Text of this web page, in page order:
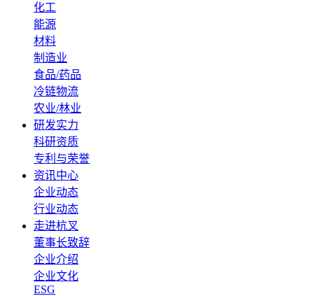
化工
能源
材料
制造业
食品/药品
冷链物流
农业/林业
研发实力
科研资质
专利与荣誉
资讯中心
企业动态
行业动态
走进杭叉
董事长致辞
企业介绍
企业文化
ESG